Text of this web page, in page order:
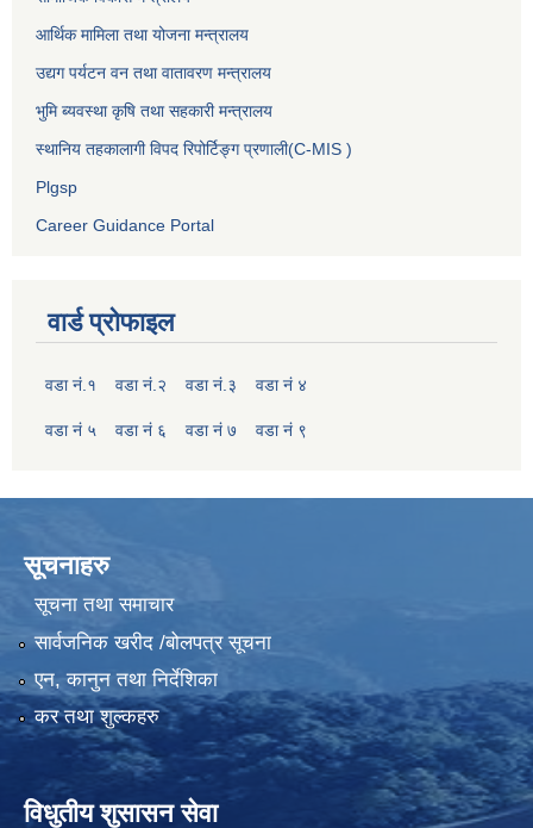
आर्थिक मामिला तथा योजना मन्त्रालय
उद्यग पर्यटन वन तथा वातावरण मन्त्रालय
भुमि ब्यवस्था कृषि तथा सहकारी मन्त्रालय
स्थानिय तहकालागी विपद रिपोर्टिङ्ग प्रणाली(C-MIS )
Plgsp
Career Guidance Portal
वार्ड प्रोफाइल
वडा नं.१ वडा नं.२ वडा नं.३ वडा नं ४
वडा नं ५ वडा नं ६ वडा नं ७ वडा नं ९
सूचनाहरु
सूचना तथा समाचार
सार्वजनिक खरीद /बोलपत्र सूचना
एन, कानुन तथा निर्देशिका
कर तथा शुल्कहरु
विधुतीय शुसासन सेवा